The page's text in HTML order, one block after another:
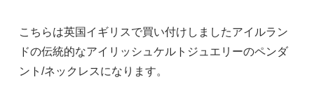
こちらは英国イギリスで買い付けしましたアイルラン
ドの伝統的なアイリッシュケルトジュエリーのペンダ
ント/ネックレスになります。